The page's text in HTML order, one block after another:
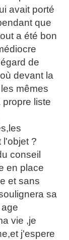
avait porté
que
a été bon
de
devant la
mêmes
liste
l'objet ?
conseil
en place
et sans
sa
vie ,je
j'espere